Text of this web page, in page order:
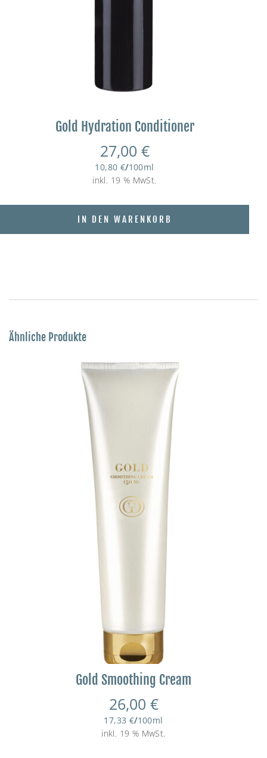
Gold Hydration Conditioner
27,00 €
10,80 €/100ml
inkl. 19 % MwSt.
IN DEN WARENKORB
Ähnliche Produkte
Gold Smoothing Cream
26,00 €
17,33 €/100ml
inkl. 19 % MwSt.